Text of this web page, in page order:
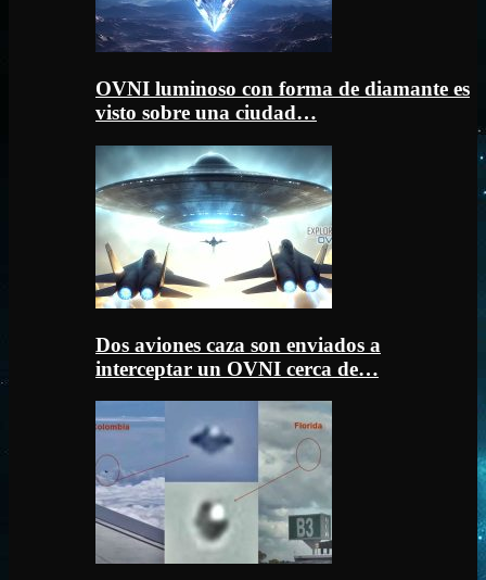
OVNI luminoso con forma de diamante es
visto sobre una ciudad…
Dos aviones caza son enviados a
interceptar un OVNI cerca de…